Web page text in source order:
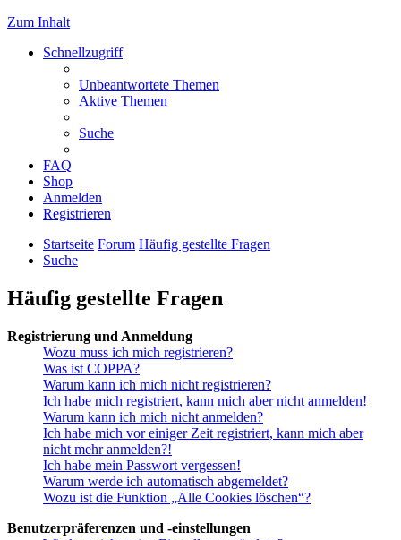
Zum Inhalt
Schnellzugriff
Unbeantwortete Themen
Aktive Themen
Suche
FAQ
Shop
Anmelden
Registrieren
Startseite Forum Häufig gestellte Fragen
Suche
Häufig gestellte Fragen
Registrierung und Anmeldung
Wozu muss ich mich registrieren?
Was ist COPPA?
Warum kann ich mich nicht registrieren?
Ich habe mich registriert, kann mich aber nicht anmelden!
Warum kann ich mich nicht anmelden?
Ich habe mich vor einiger Zeit registriert, kann mich aber
nicht mehr anmelden?!
Ich habe mein Passwort vergessen!
Warum werde ich automatisch abgemeldet?
Wozu ist die Funktion „Alle Cookies löschen“?
Benutzerpräferenzen und -einstellungen